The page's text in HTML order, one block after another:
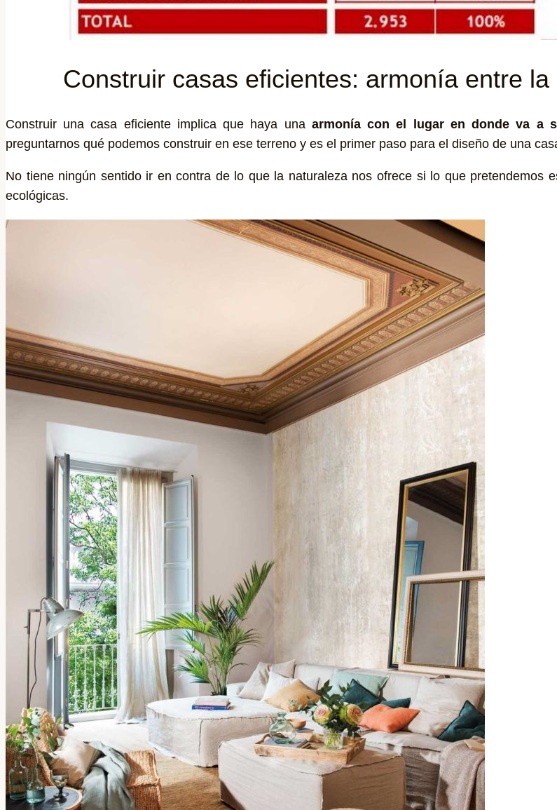
Construir casas eficientes: armonía entre
Construir una casa eficiente implica que haya una armonía con el lugar en donde va a
preguntarnos qué podemos construir en ese terreno y es el primer paso para el diseño de una
No tiene ningún sentido ir en contra de lo que la naturaleza nos ofrece si lo que pretendemos
ecológicas.